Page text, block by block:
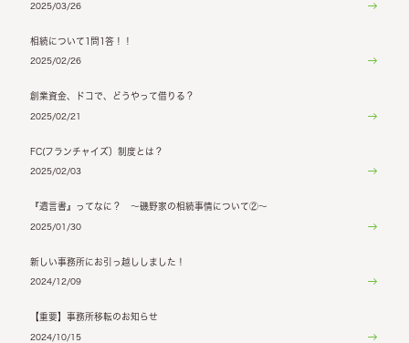
2025/03/26
相続について1問1答！！
2025/02/26
創業資金、ドコで、どうやって借りる？
2025/02/21
FC(フランチャイズ）制度とは？
2025/02/03
『遺言書』ってなに？ ～磯野家の相続事情について②～
2025/01/30
新しい事務所にお引っ越ししました！
2024/12/09
【重要】事務所移転のお知らせ
2024/10/15